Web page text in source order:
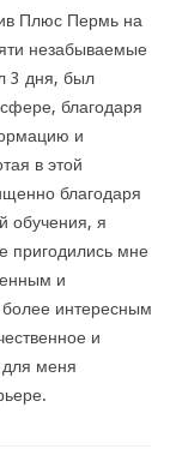
Плюс Пермь на
незабываемые
3 дня, был
благодаря
и
в этой
благодаря
обучения, я
пригодились мне
и
интересным
и
для меня